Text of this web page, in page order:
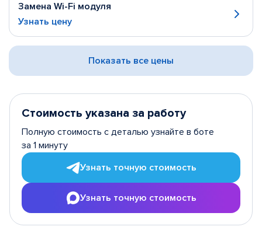
Замена Wi-Fi модуля
Узнать цену
Показать все цены
Стоимость указана за работу
Полную стоимость с деталью узнайте в боте
за 1 минуту
Узнать точную стоимость
Узнать точную стоимость